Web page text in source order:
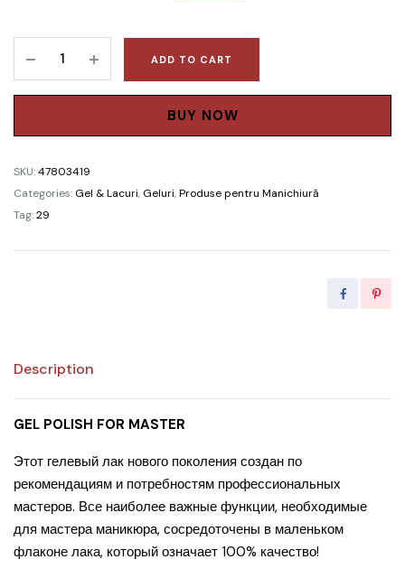
polish
"Studios
Futuresque,
quantity
ADD TO CART
BUY NOW
SKU:47803419
Categories: Gel & Lacuri, Geluri,Produse pentru Manichiură
Tag:29
Description
GEL POLISH FOR MASTER
Этот гелевый лак нового поколения создан по
рекомендациям и потребностям профессиональных
мастеров. Все наиболее важные функции, необходимые
для мастера маникюра, сосредоточены в маленьком
флаконе лака, который означает 100% качество!